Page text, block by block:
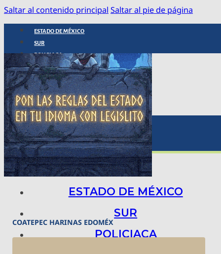
Saltar al contenido principal Saltar al pie de página
ESTADO DE MÉXICO
SUR
POLICIACA
NACIONAL
INTERNACIONAL
ARTE, CIENCIA Y TECNOLOGÍA
COLUMNAS
BAJO LA LUPA
RASTROS Y ROSTROS
VÍNCULOS ANIMALES
ESTADO DE MÉXICO
SUR
POLICIACA
COATEPEC HARINAS EDOMÉX